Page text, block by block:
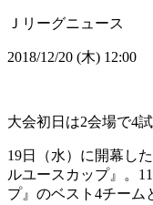
Ｊリーグニュース
2018/12/20 (木) 12:00
大会初日は2会場で4
19日（水）に開幕し
ルユースカップ』。
プ』のベスト4チーム